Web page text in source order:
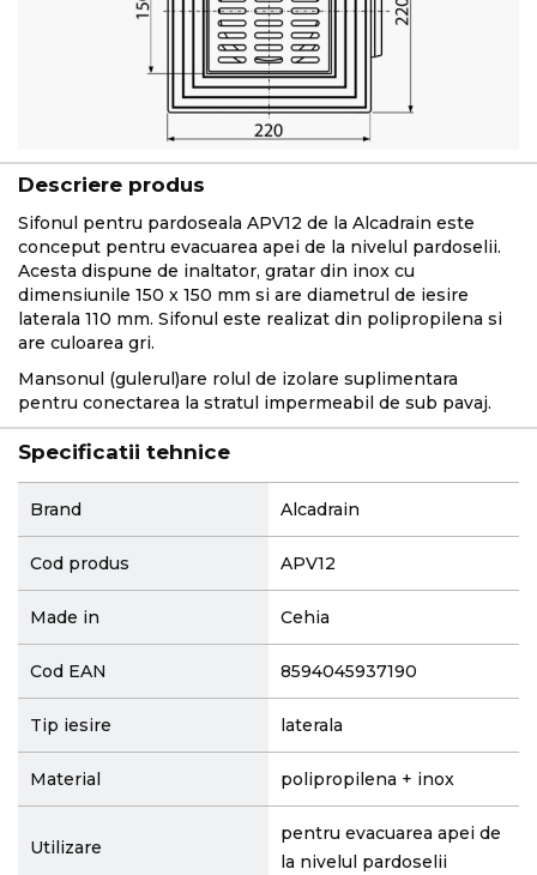
Descriere produs
Sifonul pentru pardoseala APV12 de la Alcadrain este
conceput pentru evacuarea apei de la nivelul pardoselii.
Acesta dispune de inaltator, gratar din inox cu
dimensiunile 150 x 150 mm si are diametrul de iesire
laterala 110 mm. Sifonul este realizat din polipropilena si
are culoarea gri.
Mansonul (gulerul)are rolul de izolare suplimentara
pentru conectarea la stratul impermeabil de sub pavaj.
Specificatii tehnice
Brand Alcadrain
Cod produs APV12
Made in Cehia
Cod EAN 8594045937190
Tip iesire laterala
Material polipropilena + inox
Utilizare
pentru evacuarea apei de
la nivelul pardoselii